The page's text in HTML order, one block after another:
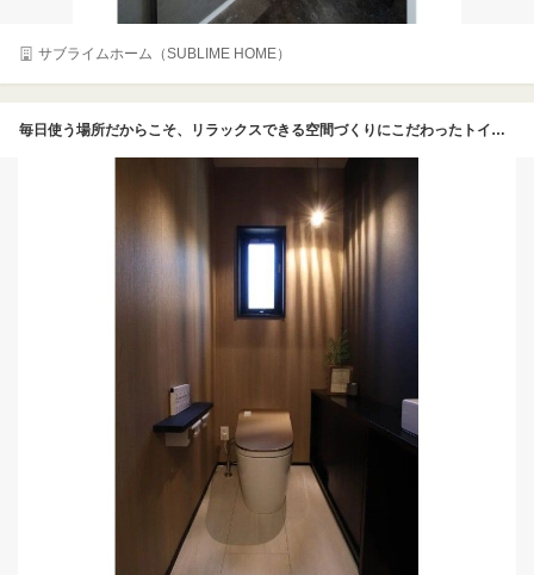
サブライムホーム（SUBLIME HOME）
毎日使う場所だからこそ、リラックスできる空間づくりにこだわったトイレである。壁面には落ち着いた木目調のアクセントクロスを施し、ペンダントライトの柔らかな光が、高級ホテルのような非日常的な雰囲気を演出している。空間の美しさを際立たせるスタイリッシュなタンクレストイレを採用し、手洗いカウンターも使い勝手の良いモダンなデザインで統一した。細部にまで施主の洗練された美意識が息づき、来客時にも自信を持って案内できるサニタリー空間だ。毎日の休息の時間を、心地よく過ごすことができる。